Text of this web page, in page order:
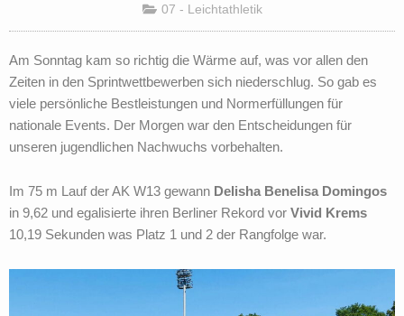
07 - Leichtathletik
Am Sonntag kam so richtig die Wärme auf, was vor allen den
Zeiten in den Sprintwettbewerben sich niederschlug. So gab es
viele persönliche Bestleistungen und Normerfüllungen für
nationale Events. Der Morgen war den Entscheidungen für
unseren jugendlichen Nachwuchs vorbehalten.
Im 75 m Lauf der AK W13 gewann Delisha Benelisa Domingos
in 9,62 und egalisierte ihren Berliner Rekord vor Vivid Krems
10,19 Sekunden was Platz 1 und 2 der Rangfolge war.